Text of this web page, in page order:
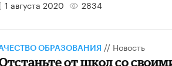
1 августа 2020 2834
ОБРАЗОВАНИЯ // Новость
от школ со